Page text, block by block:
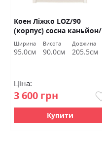
Коен Ліжко LOZ/90
(корпус) сосна каньйон/
дуб корабельний БРВ
Україна
Ширина
95.0см
Висота
90.0см
Довжина
205.5см
Ціна:
3 600 грн
Купити